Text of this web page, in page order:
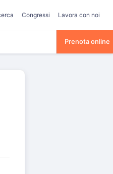
Congressi Lavora con noi
Prenota online